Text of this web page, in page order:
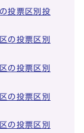
投票区別投
の投票区別
の投票区別
の投票区別
の投票区別